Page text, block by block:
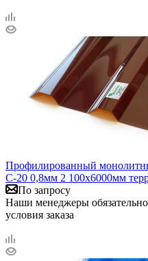
Профилированный
С-20 0,8мм 2 100х6000мм
По запросу
Наши менеджеры
условия заказа